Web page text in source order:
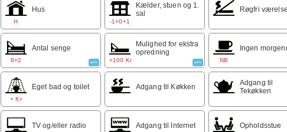
Jyllingevej Station. Gå til venstre ad Jyllingevej og drej ned af første vej på
venstre hånd, som er Fossgårdsvej.
H
Hus
-1+0+1
Kælder, stuen og 1.
sal
Røgfri
8+2
Antal senge
INFO +100 Kr
Mulighed for ekstra
opredning
INFO NB
Ingen
+ Kr
Eget bad og toilet Adgang til Køkken
Adgang til
Tekøkken
TV og/eller radio Adgang til Internet Opholdsstue